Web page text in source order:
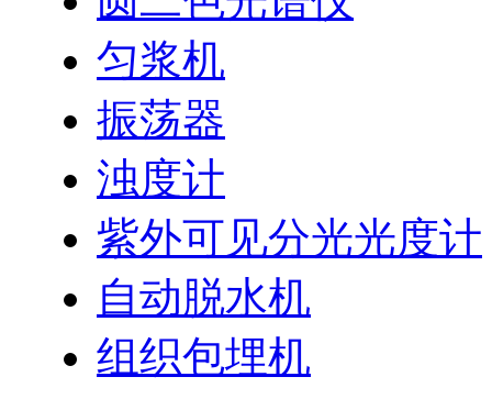
匀浆机
振荡器
浊度计
紫外可见分光光度计
自动脱水机
组织包埋机